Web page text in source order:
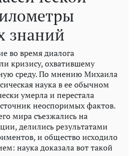
знаний
во время диалога
кризису, охватившему
среду. По мнению Михаила
наука в ее обычном
умерла и перестала
неоспоримых фактов.
мира съезжались на
делились результатами
и общество исходило
наука доказала вот такой